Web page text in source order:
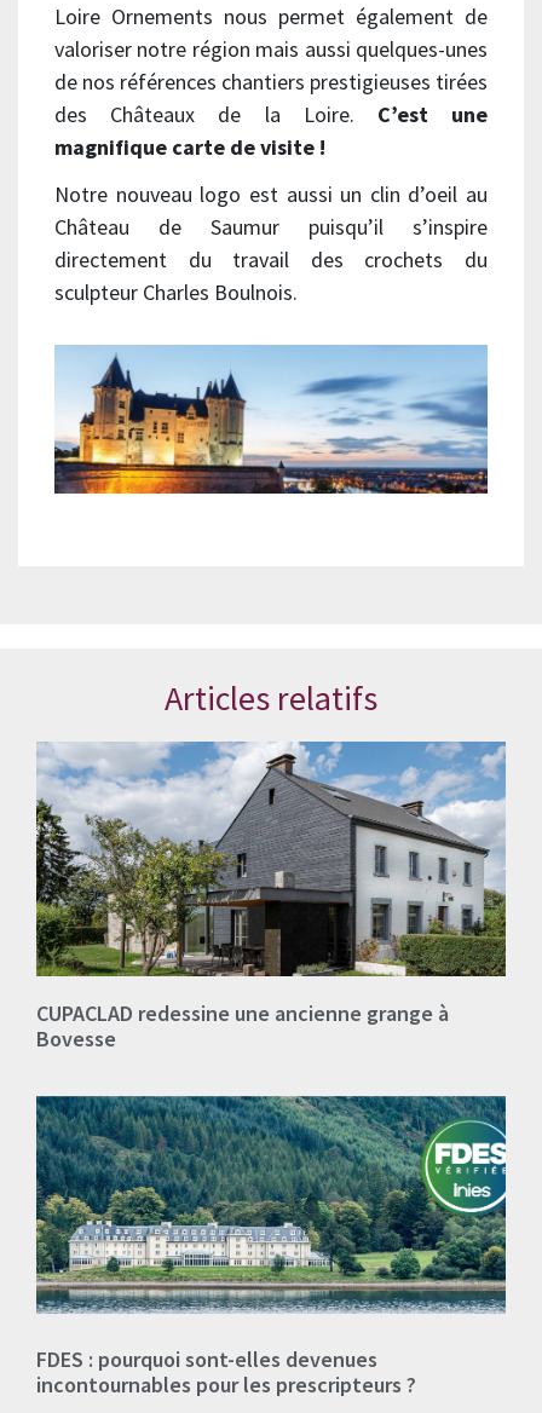
Loire Ornements nous permet également de
valoriser notre région mais aussi quelques-unes
de nos références chantiers prestigieuses tirées
des Châteaux de la Loire. C’est une
magnifique carte de visite !
Notre nouveau logo est aussi un clin d’oeil au
Château de Saumur puisqu’il s’inspire
directement du travail des crochets du
sculpteur Charles Boulnois.
Articles relatifs
CUPACLAD redessine une ancienne grange à
Bovesse
FDES : pourquoi sont-elles devenues
incontournables pour les prescripteurs ?